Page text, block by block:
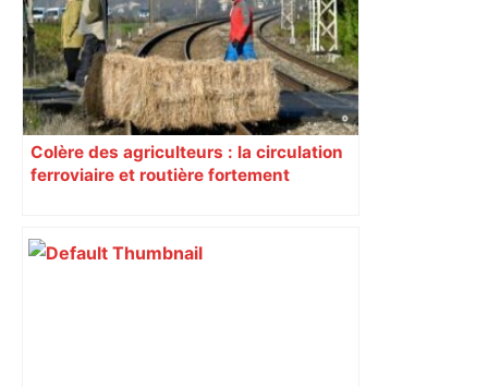
Colère des agriculteurs : la circulation
ferroviaire et routière fortement